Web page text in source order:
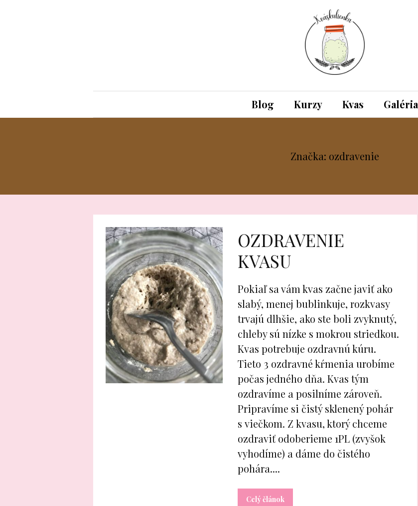
Blog Kurzy Kvas Galéria
Značka: ozdravenie
OZDRAVENIE
KVASU
Pokiaľ sa vám kvas začne javiť ako
slabý, menej bublinkuje, rozkvasy
trvajú dlhšie, ako ste boli zvyknutý,
chleby sú nízke s mokrou striedkou.
Kvas potrebuje ozdravnú kúru.
Tieto 3 ozdravné kŕmenia urobíme
počas jedného dňa. Kvas tým
ozdravíme a posilníme zároveň.
Pripravíme si čistý sklenený pohár
s viečkom. Z kvasu, ktorý chceme
ozdraviť odoberieme 1PL (zvyšok
vyhodíme) a dáme do čistého
pohára....
Celý článok